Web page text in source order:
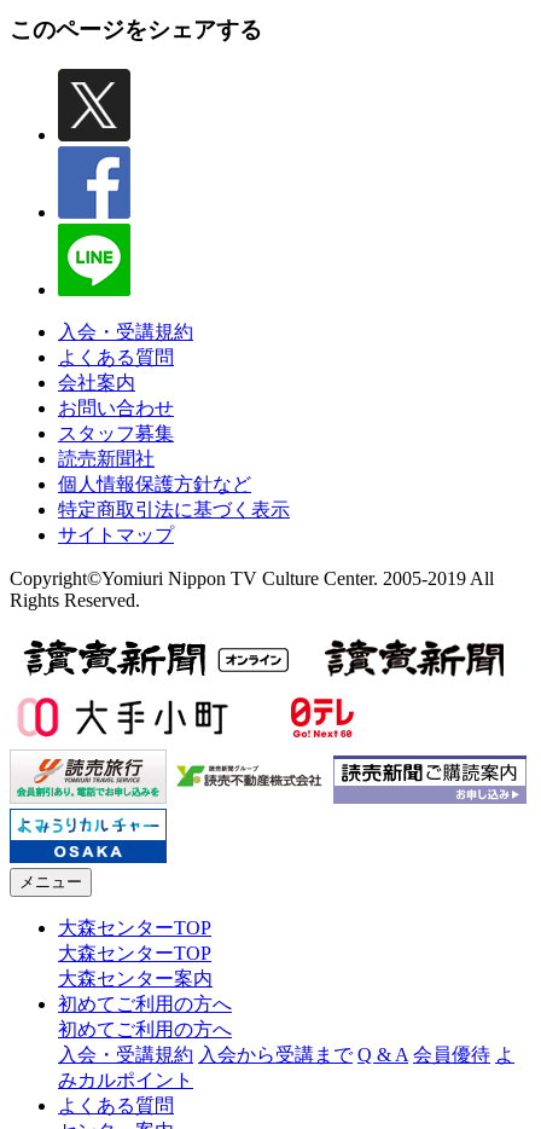
このページをシェアする
入会・受講規約
よくある質問
会社案内
お問い合わせ
スタッフ募集
読売新聞社
個人情報保護方針など
特定商取引法に基づく表示
サイトマップ
Copyright©Yomiuri Nippon TV Culture Center. 2005-2019 All
Rights Reserved.
メニュー
大森センターTOP
大森センターTOP
大森センター案内
初めてご利用の方へ
初めてご利用の方へ
入会・受講規約 入会から受講まで Q & A 会員優待 よ
みカルポイント
よくある質問